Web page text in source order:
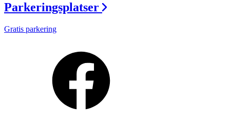
Parkeringsplatser
Gratis parkering